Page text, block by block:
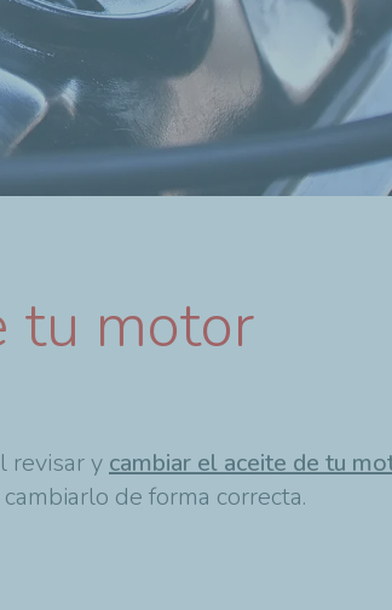
tu motor
revisar y cambiar el aceite de tu
de forma correcta.